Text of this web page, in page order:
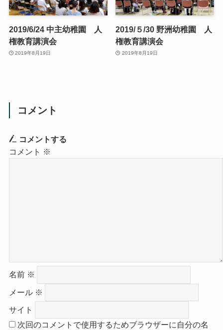
2019/6/24 中主幼稚園 人
権教育講演会
2019年8月19日
2019/５/30 野洲幼稚園 人
権教育講演会
2019年8月19日
コメント
コメントする
コメント ※
名前 ※
メール ※
サイト
次回のコメントで使用するためブラウザーに自分の名